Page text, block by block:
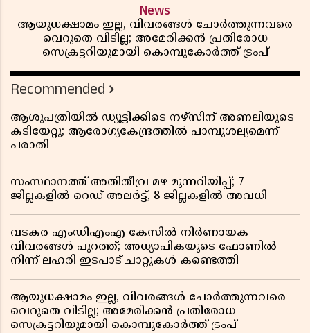
News
ആയുധക്ഷാമം ഇല്ല, വിവരങ്ങൾ ചോർത്തുന്നവരെ
വെറുതെ വിടില്ല; അമേരിക്കൻ പ്രതിരോധ
സെക്രട്ടറിയുമായി കൊമ്പുകോർത്ത് ട്രംപ്
Recommended
ആശുപത്രിയിൽ ഡ്യൂട്ടിക്കിടെ നഴ്സിന് അണലിയുടെ
കടിയേറ്റു; ആരോഗ്യകേന്ദ്രത്തിൽ പാമ്പുശല്യമെന്ന്
പരാതി
സംസ്ഥാനത്ത് അതിതീവ്ര മഴ മുന്നറിയിപ്പ്; 7
ജില്ലകളിൽ റെഡ് അലർട്ട്, 8 ജില്ലകളിൽ അവധി
വടകര എംഡിഎംഎ കേസിൽ നിർണായക
വിവരങ്ങൾ പുറത്ത്; അധ്യാപികയുടെ ഫോണിൽ
നിന്ന് ലഹരി ഇടപാട് ചാറ്റുകൾ കണ്ടെത്തി
ആയുധക്ഷാമം ഇല്ല, വിവരങ്ങൾ ചോർത്തുന്നവരെ
വെറുതെ വിടില്ല; അമേരിക്കൻ പ്രതിരോധ
സെക്രട്ടറിയുമായി കൊമ്പുകോർത്ത് ട്രംപ്